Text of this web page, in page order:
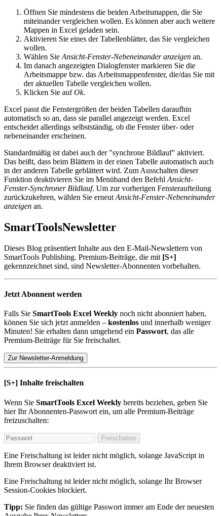
Öffnen Sie mindestens die beiden Arbeitsmappen, die Sie
miteinander vergleichen wollen. Es können aber auch weitere
Mappen in Excel geladen sein.
Aktivieren Sie eines der Tabellenblätter, das Sie vergleichen
wollen.
Wählen Sie Ansicht-Fenster-Nebeneinander anzeigen an.
Im danach angezeigten Dialogfenster markieren Sie die
Arbeitsmappe bzw. das Arbeitsmappenfenster, die/das Sie mit
der aktuellen Tabelle vergleichen wollen.
Klicken Sie aufOk.
Excel passt die Fenstergrößen der beiden Tabellen daraufhin
automatisch so an, dass sie parallel angezeigt werden. Excel
entscheidet allerdings selbstständig, ob die Fenster über- oder
nebeneinander erscheinen.
Standardmäßig ist dabei auch der "synchrone Bildlauf" aktiviert.
Das heißt, dass beim Blättern in der einen Tabelle automatisch auch
in der anderen Tabelle geblättert wird. Zum Ausschalten dieser
Funktion deaktivieren Sie im Menüband den Befehl Ansicht-
Fenster-Synchroner Bildlauf. Um zur vorherigen Fensteraufteilung
zurückzukehren, wählen Sie erneut Ansicht-Fenster-Nebeneinander
anzeigen an.
SmartToolsNewsletter
Dieses Blog präsentiert Inhalte aus den E-Mail-Newslettern von
SmartTools Publishing. Premium-Beiträge, die mit [S+]
gekennzeichnet sind, sind Newsletter-Abonnenten vorbehalten.
Jetzt Abonnent werden
Falls Sie SmartTools Excel Weekly noch nicht abonniert haben,
können Sie sich jetzt anmelden – kostenlos und innerhalb weniger
Minuten! Sie erhalten dann umgehend ein Passwort, das alle
Premium-Beiträge für Sie freischaltet.
Zur Newsletter-Anmeldung
[S+] Inhalte freischalten
Wenn Sie SmartTools Excel Weekly bereits beziehen, geben Sie
hier Ihr Abonnenten-Passwort ein, um alle Premium-Beiträge
freizuschalten:
Freischalten
Eine Freischaltung ist leider nicht möglich, solange JavaScript in
Ihrem Browser deaktiviert ist.
Eine Freischaltung ist leider nicht möglich, solange Ihr Browser
Session-Cookies blockiert.
Tipp: Sie finden das gültige Passwort immer am Ende der neuesten